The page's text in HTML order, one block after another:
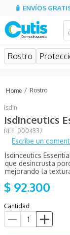
🧴 ENVÍOS
Rostro
Rostro
Isdin
Isdinceutics
: 0004337
Escribe un
Isdinceutics
que desincrusta
mejorando la
$ 92.300
Cantidad
MÁS
posay